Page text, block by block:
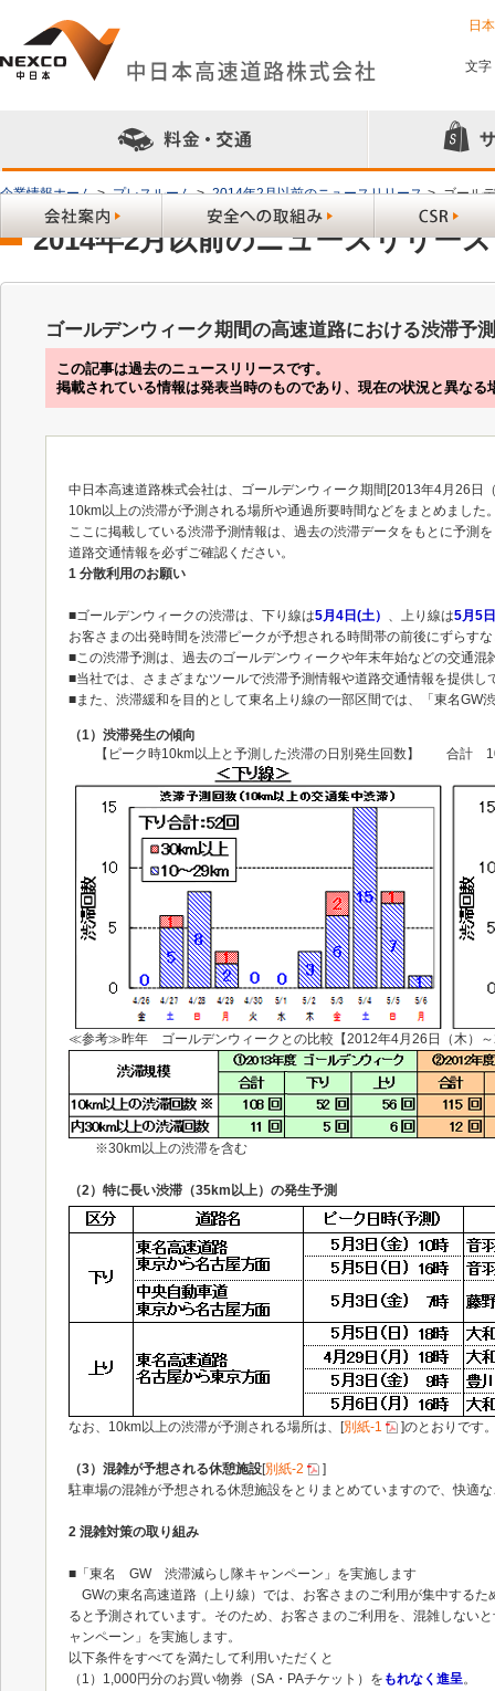
日
文字
企業情報ホーム > プレスルーム > 2014年2月以前のニュースリリース > ゴール
2014年2月以前のニュースリリース
ゴールデンウィーク期間の高速道路における渋滞予
この記事は過去のニュースリリースです。
掲載されている情報は発表当時のものであり、現在の状況と異なる
中日本高速道路株式会社は、ゴールデンウィーク期間[2013年4月26
10km以上の渋滞が予測される場所や通過所要時間などをまとめました
ここに掲載している渋滞予測情報は、過去の渋滞データをもとに予測
道路交通情報を必ずご確認ください。
1 分散利用のお願い
■ゴールデンウィークの渋滞は、下り線は5月4日(土） 、上り線は5月5
お客さまの出発時間を渋滞ピークが予想される時間帯の前後にずらす
■この渋滞予測は、過去のゴールデンウィークや年末年始などの交通
■当社では、さまざまなツールで渋滞予測情報や道路交通情報を提供
■また、渋滞緩和を目的として東名上り線の一部区間では、「東名GW
（1）渋滞発生の傾向
【ピーク時10km以上と予測した渋滞の日別発生回数】 合計
≪参考≫昨年 ゴールデンウィークとの比較【2012年4月26日（木）
※30km以上の渋滞を含む
（2）特に長い渋滞（35km以上）の発生予測
なお、10km以上の渋滞が予測される場所は、[別紙-1 ]のとおりです
（3）混雑が予想される休憩施設[別紙-2
]
駐車場の混雑が予想される休憩施設をとりまとめていますので、快適
2 混雑対策の取り組み
■「東名 GW 渋滞減らし隊キャンペーン」を実施します
GWの東名高速道路（上り線）では、お客さまのご利用が集中する
ると予測されています。そのため、お客さまのご利用を、混雑しない
ャンペーン」を実施します。
以下条件をすべてを満たして利用いただくと
（1）1,000円分のお買い物券（SA・PAチケット）を もれなく進呈。